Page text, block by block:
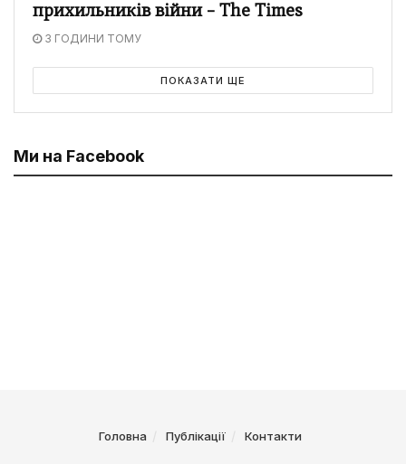
прихильників війни – The Times
3 ГОДИНИ ТОМУ
ПОКАЗАТИ ЩЕ
Ми на Facebook
Головна Публікації Контакти